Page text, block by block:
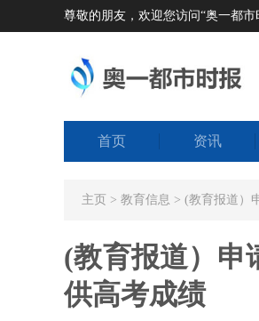
尊敬的朋友，欢迎您访问“奥一都
首页 资讯
主页 > 教育信息 > (教育报道）
(教育报道）申
供高考成绩